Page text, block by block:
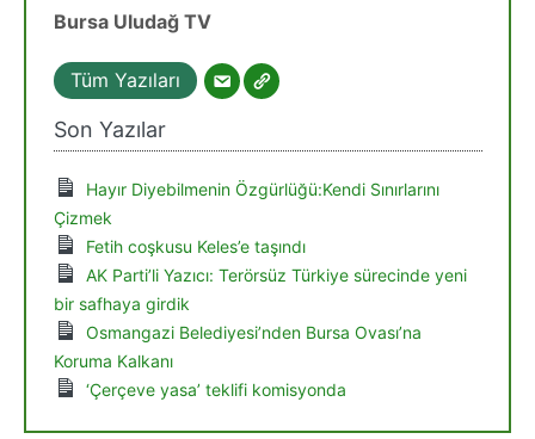
Bursa Uludağ TV
Tüm Yazıları
Son Yazılar
Hayır Diyebilmenin Özgürlüğü:Kendi Sınırlarını
Çizmek
Fetih coşkusu Keles’e taşındı
AK Parti’li Yazıcı: Terörsüz Türkiye sürecinde yeni
bir safhaya girdik
Osmangazi Belediyesi’nden Bursa Ovası’na
Koruma Kalkanı
‘Çerçeve yasa’ teklifi komisyonda